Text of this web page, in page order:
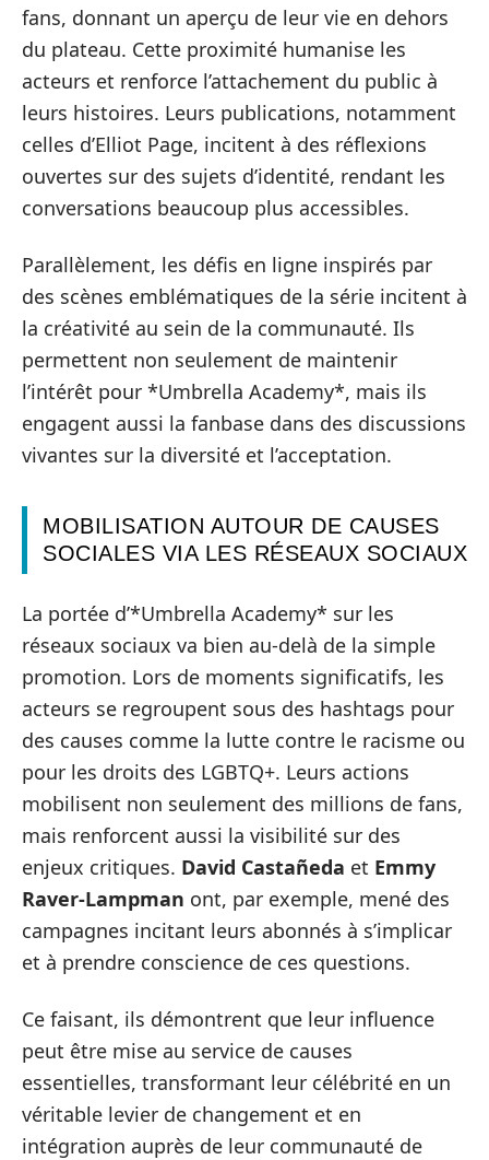
fans, donnant un aperçu de leur vie en dehors
du plateau. Cette proximité humanise les
acteurs et renforce l’attachement du public à
leurs histoires. Leurs publications, notamment
celles d’Elliot Page, incitent à des réflexions
ouvertes sur des sujets d’identité, rendant les
conversations beaucoup plus accessibles.
Parallèlement, les défis en ligne inspirés par
des scènes emblématiques de la série incitent à
la créativité au sein de la communauté. Ils
permettent non seulement de maintenir
l’intérêt pour *Umbrella Academy*, mais ils
engagent aussi la fanbase dans des discussions
vivantes sur la diversité et l’acceptation.
MOBILISATION AUTOUR DE CAUSES
SOCIALES VIA LES RÉSEAUX SOCIAUX
La portée d’*Umbrella Academy* sur les
réseaux sociaux va bien au-delà de la simple
promotion. Lors de moments significatifs, les
acteurs se regroupent sous des hashtags pour
des causes comme la lutte contre le racisme ou
pour les droits des LGBTQ+. Leurs actions
mobilisent non seulement des millions de fans,
mais renforcent aussi la visibilité sur des
enjeux critiques. David Castañeda et Emmy
Raver-Lampman ont, par exemple, mené des
campagnes incitant leurs abonnés à s’implicar
et à prendre conscience de ces questions.
Ce faisant, ils démontrent que leur influence
peut être mise au service de causes
essentielles, transformant leur célébrité en un
véritable levier de changement et en
intégration auprès de leur communauté de